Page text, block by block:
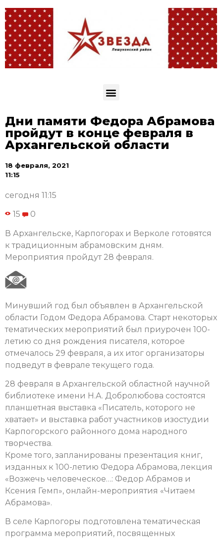
Дни памяти Федора Абрамова
пройдут в конце февраля в
Архангельской области
18 февраля, 2021
11:15
сегодня 11:15
15 0
В Архангельске, Карпогорах и Верколе готовятся
к традиционным абрамовским дням.
Мероприятия пройдут 28 февраля.
Минувший год был объявлен в Архангельской
области Годом Федора Абрамова. Старт некоторых
тематических мероприятий был приурочен 100-
летию со дня рождения писателя, которое
отмечалось 29 февраля, а их итог организаторы
подведут в феврале текущего года.
28 февраля в Архангельской областной научной
библиотеке имени Н.А. Добролюбова состоятся
планшетная выставка «Писатель, которого не
хватает» и выставка работ участников изостудии
Карпогорского районного дома народного
творчества.
Кроме того, запланированы презентация книг,
изданных к 100-летию Федора Абрамова, лекция
«Возжечь человеческое…: Федор Абрамов и
Ксения Гемп», онлайн-мероприятия «Читаем
Абрамова».
В селе Карпогоры подготовлена тематическая
программа мероприятий, посвященных